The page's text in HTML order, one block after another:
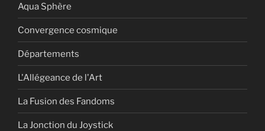
Aqua Sphère
Convergence cosmique
Départements
L'Allégeance de l'Art
La Fusion des Fandoms
La Jonction du Joystick